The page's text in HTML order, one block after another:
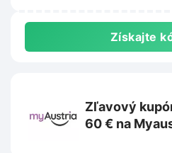
Získajte
Zľavový
60 € na